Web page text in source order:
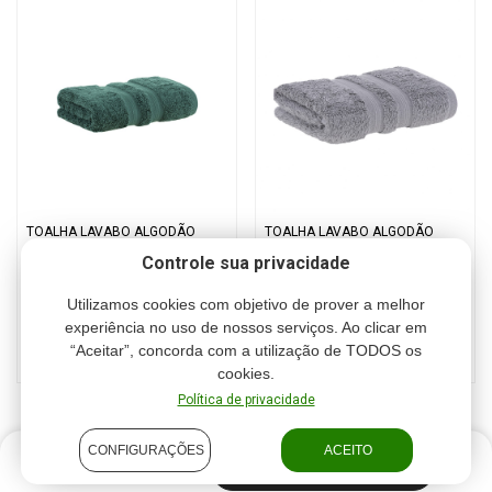
Controle sua privacidade
Utilizamos cookies com objetivo de prover a melhor
experiência no uso de nossos serviços. Ao clicar em
“Aceitar”, concorda com a utilização de TODOS os
cookies.
Política de privacidade
CONFIGURAÇÕES ACEITO
TOALHA LAVABO ALGODÃO
TOALHA LAVABO ALGODÃO
Cód.: 8329
R$ 33,00
ou 3 x R$ 11,00
R$ 33,00 COMPRAR